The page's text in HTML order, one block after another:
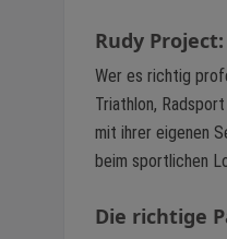
Rudy
Wer es richtig
Triathlon,
mit ihrer eigenen
beim sportlichen
Die richtige